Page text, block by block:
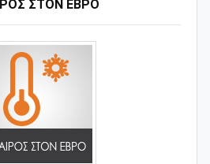
ΣΤΟΝ ΕΒΡΟ